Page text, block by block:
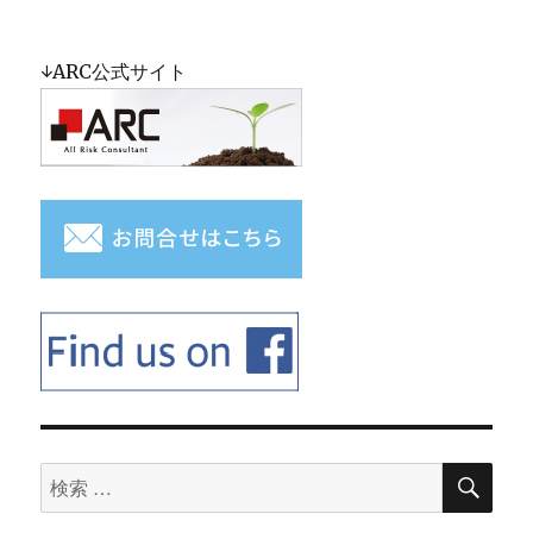
↓ARC公式サイト
検
索
検